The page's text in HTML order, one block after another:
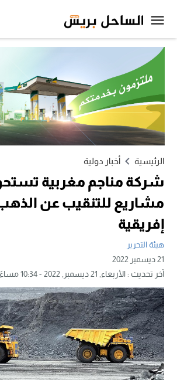
الرئيسية أخبار دولية
شركة مناجم مغربية
إفريقية
هيئة التحرير
21 ديسمبر 2022
آخر تحديث :الأربعاء, 21 ديسمبر, 2022 - 10:34 مساءً